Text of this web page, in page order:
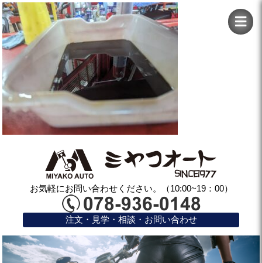
お気軽にお問い合わせください。（10:00~19：00）
注文・見学・相談・お問い合わせ